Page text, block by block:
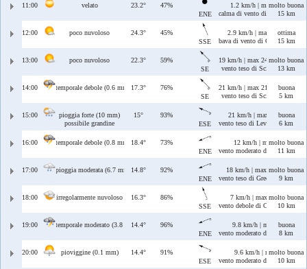
11:00 velato 23.2°
47%
ENE
1.2 km/h | max 6.1 km/h
calma di vento di Grecale/
molto buona
15 km
12:00 poco nuvoloso 24.3°
45%
SSE
2.9 km/h | max 7.3 km/h
bava di vento di Ostro/Scirocco
ottima
15 km
13:00 poco nuvoloso 22.3°
59%
SE
19 km/h | max 24 km/h
vento teso di Scirocco
molto buona
13 km
14:00 temporale debole (0.6 mm) 17.3°
76%
SE
21 km/h | max 21 km/h
vento teso di Scirocco
buona
5 km
15:00
pioggia forte (10 mm)
possibile grandine
15°
93%
ESE
21 km/h | max 24 km/h
vento teso di Levante/Scirocco
buona
6 km
16:00 temporale debole (0.8 mm) 18.4°
73%
ENE
12 km/h | max 13 km/h
vento moderato di Grecale/
molto buona
11 km
17:00 pioggia moderata (6.7 mm) 14.8°
92%
ENE
18 km/h | max 23 km/h
vento teso di Grecale/Levante
molto buona
9 km
18:00 irregolarmente nuvoloso 16.3°
86%
SSE
7 km/h | max 11 km/h
vento debole di Ostro/Scirocco
molto buona
10 km
19:00 temporale moderato (3.8 mm)14.4°
96%
ENE
9.8 km/h | max 12 km/h
vento moderato di Grecale/
buona
8 km
20:00 pioviggine (0.1 mm) 14.4°
91%
ESE
9.6 km/h | max 21 km/h
vento moderato di Levante/
molto buona
10 km